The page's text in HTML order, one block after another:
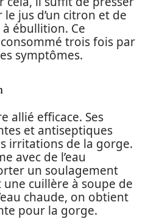
jus d’un citron et de
à ébullition. Ce
trois fois par
symptômes.
allié efficace. Ses
et antiseptiques
irritations de la gorge.
avec de l’eau
un soulagement
cuillère à soupe de
chaude, on obtient
pour la gorge.